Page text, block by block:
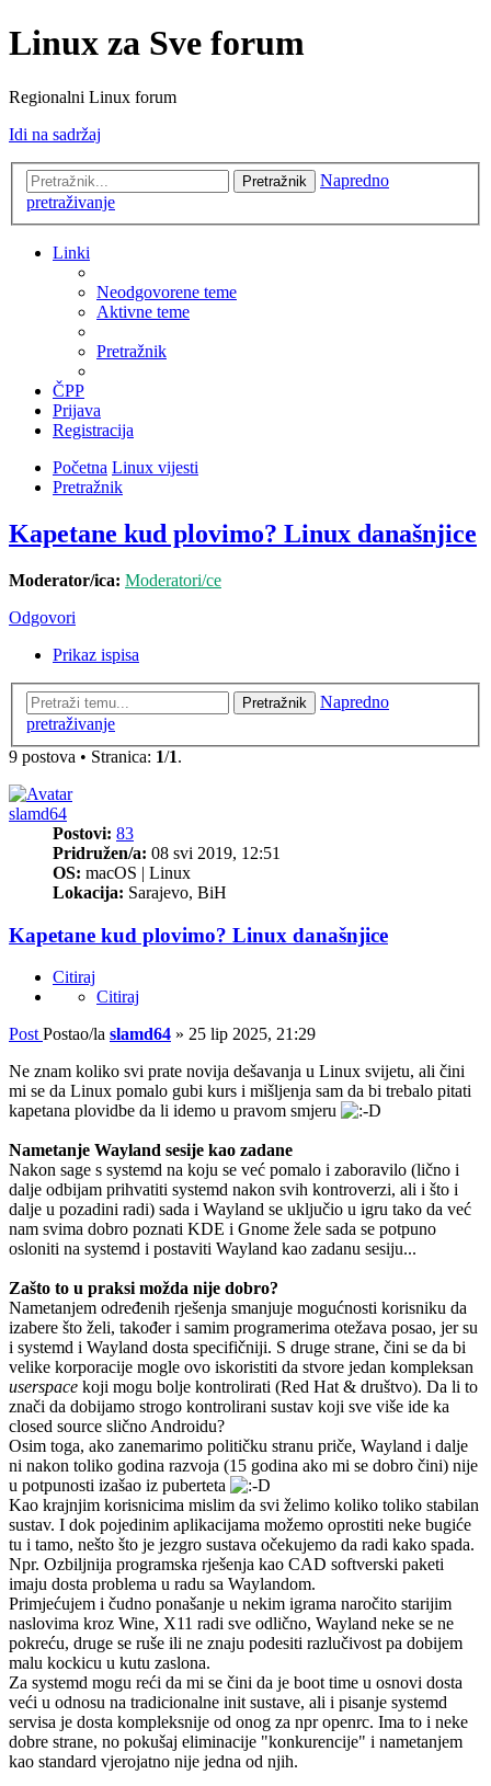
Linux za Sve forum
Regionalni Linux forum
Idi na sadržaj
Pretražnik
Napredno
pretraživanje
Linki
Neodgovorene teme
Aktivne teme
Pretražnik
ČPP
Prijava
Registracija
Početna Linux vijesti
Pretražnik
Kapetane kud plovimo? Linux današnjice
Moderator/ica: Moderatori/ce
Odgovori
Prikaz ispisa
Pretražnik
Napredno
pretraživanje
9 postova • Stranica: 1/1.
slamd64
Postovi: 83
Pridružen/a: 08 svi 2019, 12:51
OS: macOS | Linux
Lokacija: Sarajevo, BiH
Kapetane kud plovimo? Linux današnjice
Citiraj
Citiraj
Post Postao/la slamd64 » 25 lip 2025, 21:29
Ne znam koliko svi prate novija dešavanja u Linux svijetu, ali čini
mi se da Linux pomalo gubi kurs i mišljenja sam da bi trebalo pitati
kapetana plovidbe da li idemo u pravom smjeru
Nametanje Wayland sesije kao zadane
Nakon sage s systemd na koju se već pomalo i zaboravilo (lično i
dalje odbijam prihvatiti systemd nakon svih kontroverzi, ali i što i
dalje u pozadini radi) sada i Wayland se uključio u igru tako da već
nam svima dobro poznati KDE i Gnome žele sada se potpuno
osloniti na systemd i postaviti Wayland kao zadanu sesiju...
Zašto to u praksi možda nije dobro?
Nametanjem određenih rješenja smanjuje mogućnosti korisniku da
izabere što želi, također i samim programerima otežava posao, jer su
i systemd i Wayland dosta specifičniji. S druge strane, čini se da bi
velike korporacije mogle ovo iskoristiti da stvore jedan kompleksan
userspace koji mogu bolje kontrolirati (Red Hat & društvo). Da li to
znači da dobijamo strogo kontrolirani sustav koji sve više ide ka
closed source slično Androidu?
Osim toga, ako zanemarimo političku stranu priče, Wayland i dalje
ni nakon toliko godina razvoja (15 godina ako mi se dobro čini) nije
u potpunosti izašao iz puberteta
Kao krajnjim korisnicima mislim da svi želimo koliko toliko stabilan
sustav. I dok pojedinim aplikacijama možemo oprostiti neke bugiće
tu i tamo, nešto što je jezgro sustava očekujemo da radi kako spada.
Npr. Ozbiljnija programska rješenja kao CAD softverski paketi
imaju dosta problema u radu sa Waylandom.
Primjećujem i čudno ponašanje u nekim igrama naročito starijim
naslovima kroz Wine, X11 radi sve odlično, Wayland neke se ne
pokreću, druge se ruše ili ne znaju podesiti razlučivost pa dobijem
malu kockicu u kutu zaslona.
Za systemd mogu reći da mi se čini da je boot time u osnovi dosta
veći u odnosu na tradicionalne init sustave, ali i pisanje systemd
servisa je dosta kompleksnije od onog za npr openrc. Ima to i neke
dobre strane, no pokušaj eliminacije "konkurencije" i nametanjem
kao standard vjerojatno nije jedna od njih.